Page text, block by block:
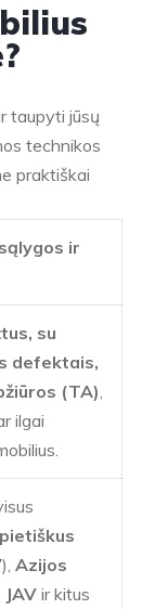
taupyti jūsų
technikos
praktiškai
ir
su
defektais,
(TA)
ilgai
), Azijos
JAV ir kitus